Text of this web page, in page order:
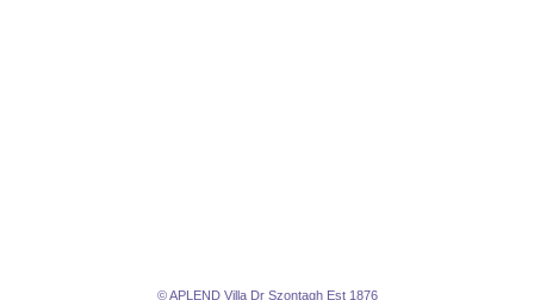
© APLEND Villa Dr Szontagh Est 1876